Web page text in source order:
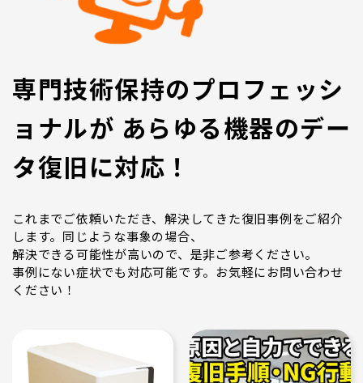
専門技術保持のプロフェッシ
ョナルが あらゆる機器のデー
タ復旧に対応！
これまでご依頼いただき、解決してきた復旧事例をご紹介
します。同じような事象の場合、
解決できる可能性が高いので、是非ご参考ください。
事例にない症状でも対応可能です。お気軽にお問い合わせ
ください！